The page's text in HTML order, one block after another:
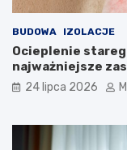
BUDOWA IZOLACJE
Ocieplenie
najważniejsze
24 lipca 2026